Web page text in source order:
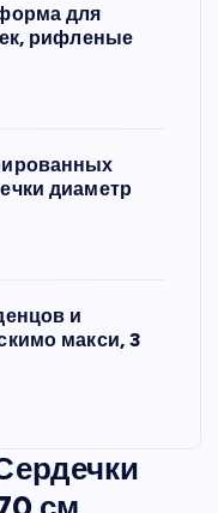
для
рифленые
диаметр
и
макси, 3